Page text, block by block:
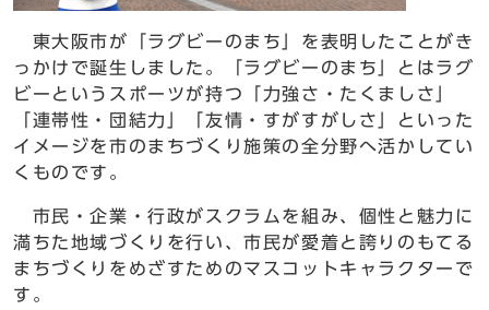
東大阪市が「ラグビーのまち」を表明したことがき
っかけで誕生しました。「ラグビーのまち」とはラグ
ビーというスポーツが持つ「力強さ・たくましさ」
「連帯性・団結力」「友情・すがすがしさ」といった
イメージを市のまちづくり施策の全分野へ活かしてい
くものです。
市民・企業・行政がスクラムを組み、個性と魅力に
満ちた地域づくりを行い、市民が愛着と誇りのもてる
まちづくりをめざすためのマスコットキャラクターで
す。